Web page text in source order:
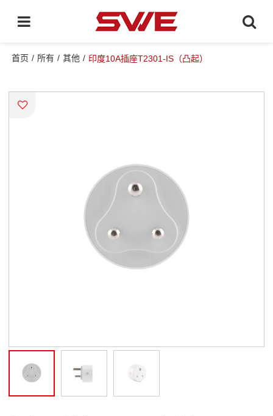
首页 / 所有 / 其他 / 印度10A插座T2301-IS（凸起）